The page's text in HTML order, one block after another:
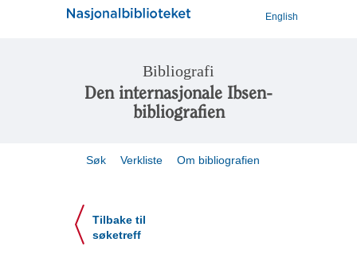
English
Bibliografi
Den internasjonale Ibsen-
bibliografien
Søk Verkliste Om bibliografien
Tilbake til
søketreff